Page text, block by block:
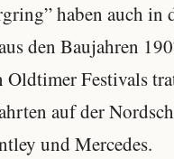
haben auch in
den Baujahren
Oldtimer Festivals
auf der
und Mercedes.